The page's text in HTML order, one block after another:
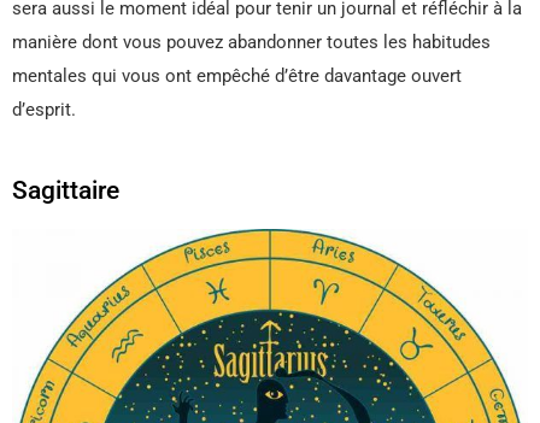
sera aussi le moment idéal pour tenir un journal et réfléchir à la
manière dont vous pouvez abandonner toutes les habitudes
mentales qui vous ont empêché d’être davantage ouvert
d’esprit.
Sagittaire